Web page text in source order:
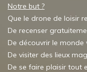
Notre but ?
Que le drone de loisir
De recenser
De découvrir le monde
De visiter des lieux
De se faire plaisir tout